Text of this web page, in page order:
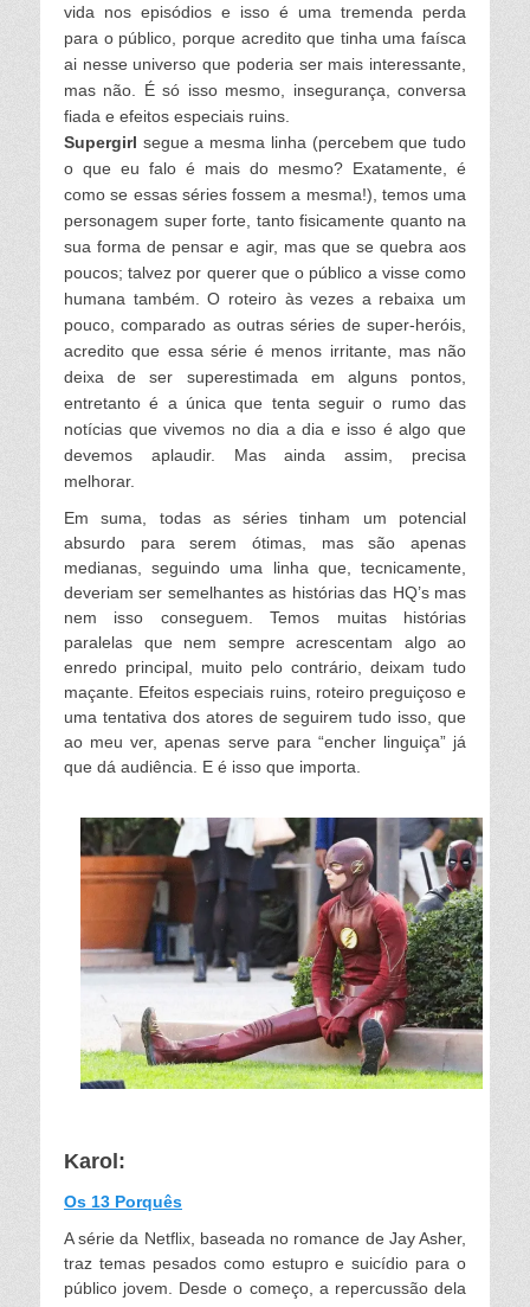
vida nos episódios e isso é uma tremenda perda
para o público, porque acredito que tinha uma faísca
ai nesse universo que poderia ser mais interessante,
mas não. É só isso mesmo, insegurança, conversa
fiada e efeitos especiais ruins.
Supergirl segue a mesma linha (percebem que tudo
o que eu falo é mais do mesmo? Exatamente , é
como se essas séries fossem a mesma!), temos uma
personagem super forte, tanto fisicamente quanto na
sua forma de pensar e agir, mas que se quebra aos
poucos; talvez por querer que o público a visse como
humana também. O roteiro às vezes a rebaixa um
pouco, comparado as outras séries de super-heróis,
acredito que essa série é menos irritante, mas não
deixa de ser superestimada em alguns pontos,
entretanto é a única que tenta seguir o rumo das
notícias que vivemos no dia a dia e isso é algo que
devemos aplaudir. Mas ainda assim,
precisa
melhorar.
Em suma, todas as séries tinham um potencial
absurdo para serem ótimas, mas são apenas
medianas, seguindo uma linha que, tecnicamente,
deveriam ser semelhantes as histórias das HQ’s mas
nem isso conseguem. Temos muitas histórias
paralelas que nem sempre acrescentam algo ao
enredo principal , muito pelo contrário, deixam tudo
maçante. Efeitos especiais ruins, roteiro preguiçoso e
uma tentativa dos atores de seguirem tudo isso, que
ao meu ver, apenas serve para “encher linguiça” já
que dá audiência. E é isso que importa.
Karol:
Os 13 Porquês
A série da Netflix, baseada no romance de Jay Asher,
traz temas pesados como estupro e suicídio para o
público jovem. Desde o começo, a repercussão dela